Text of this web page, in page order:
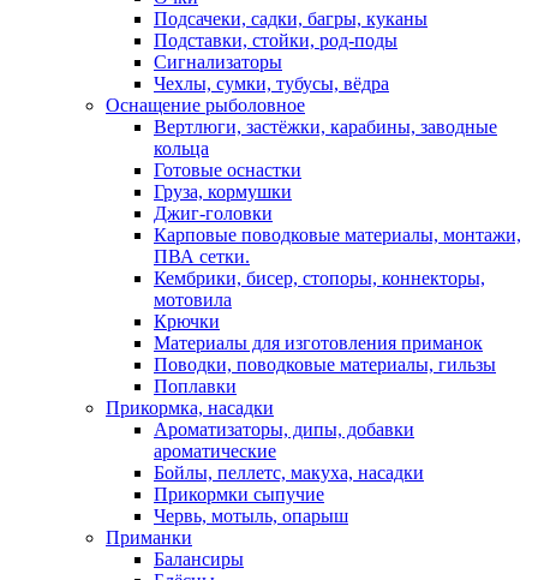
Подсачеки, садки, багры, куканы
Подставки, стойки, род-поды
Сигнализаторы
Чехлы, сумки, тубусы, вёдра
Оснащение рыболовное
Вертлюги, застёжки, карабины, заводные
кольца
Готовые оснастки
Груза, кормушки
Джиг-головки
Карповые поводковые материалы, монтажи,
ПВА сетки.
Кембрики, бисер, стопоры, коннекторы,
мотовила
Крючки
Материалы для изготовления приманок
Поводки, поводковые материалы, гильзы
Поплавки
Прикормка, насадки
Ароматизаторы, дипы, добавки
ароматические
Бойлы, пеллетс, макуха, насадки
Прикормки сыпучие
Червь, мотыль, опарыш
Приманки
Балансиры